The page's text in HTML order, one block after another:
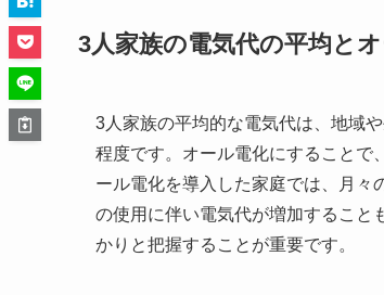
3人家族の電気代の平均と
3人家族の平均的な電気代は、地域
程度です。オール電化にすることで
ール電化を導入した家庭では、月々
の使用に伴い電気代が増加すること
かりと把握することが重要です。